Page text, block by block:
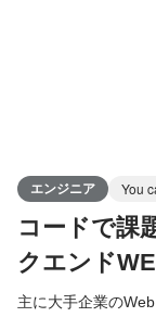
エンジニア You
コードで課
クエンド
主に大手企業のWeb